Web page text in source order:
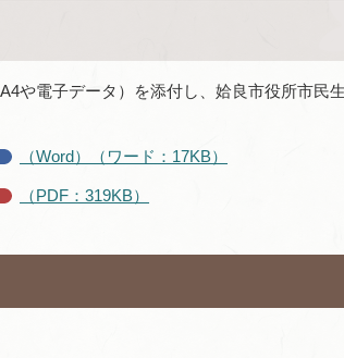
や電子データ）を添付し、姶良市役所市民
（Word）（ワード：17KB）
（PDF：319KB）